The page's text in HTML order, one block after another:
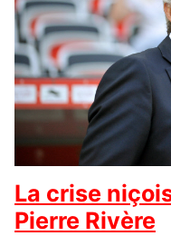
La crise
Pierre Rivère